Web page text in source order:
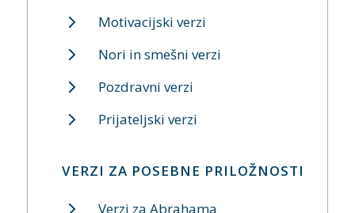
Motivacijski verzi
Nori in smešni verzi
Pozdravni verzi
Prijateljski verzi
VERZI ZA POSEBNE PRILOŽNOSTI
Verzi za Abrahama